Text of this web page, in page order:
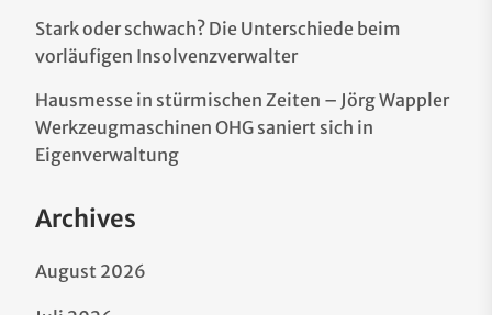
Stark oder schwach? Die Unterschiede beim
vorläufigen Insolvenzverwalter
Hausmesse in stürmischen Zeiten – Jörg Wappler
Werkzeugmaschinen OHG saniert sich in
Eigenverwaltung
Archives
August 2026